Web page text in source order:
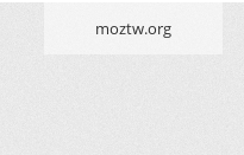
moztw.org